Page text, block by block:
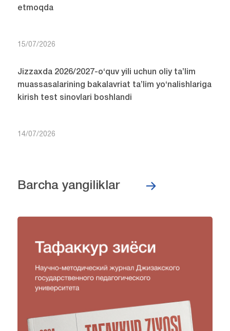
etmoqda
15/07/2026
Jizzaxda 2026/2027-o‘quv yili uchun oliy ta’lim
muassasalarining bakalavriat ta’lim yo‘nalishlariga
kirish test sinovlari boshlandi
14/07/2026
Barcha yangiliklar